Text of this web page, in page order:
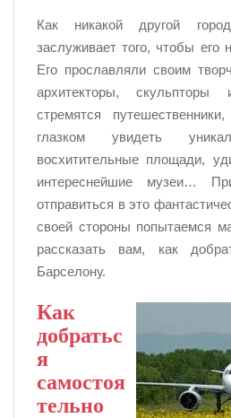
Как никакой другой
заслуживает того, чтобы его
Его прославляли своим
архитекторы,
стремятся
глазком увидеть
восхитительные площади,
интереснейшие музеи…
отправиться в это
своей стороны попытаемся
рассказать вам, как
Барселону.
Как
добратьс
я
самостоя
тельно